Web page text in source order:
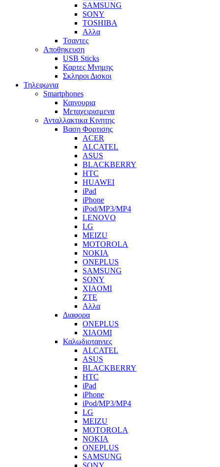
SAMSUNG
SONY
TOSHIBA
Αλλα
Τσαντες
Αποθηκευση
USB Sticks
Καρτες Μνημης
Σκληροι Δισκοι
Τηλεφωνια
Smartphones
Καινουρια
Μεταχειρισμενα
Ανταλλακτικα Κινητης
Βαση Φορτισης
ACER
ALCATEL
ASUS
BLACKBERRY
HTC
HUAWEI
iPad
iPhone
iPod/MP3/MP4
LENOVO
LG
MEIZU
MOTOROLA
NOKIA
ONEPLUS
SAMSUNG
SONY
XIAOMI
ZTE
Αλλα
Διαφορα
ONEPLUS
XIAOMI
Καλωδιοταινιες
ALCATEL
ASUS
BLACKBERRY
HTC
iPad
iPhone
iPod/MP3/MP4
LG
MEIZU
MOTOROLA
NOKIA
ONEPLUS
SAMSUNG
SONY